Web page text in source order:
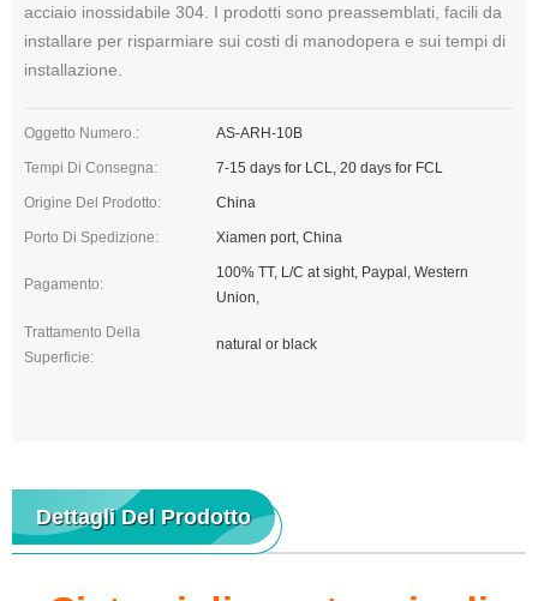
acciaio inossidabile 304. I prodotti sono preassemblati, facili da
installare per risparmiare sui costi di manodopera e sui tempi di
installazione.
Oggetto Numero.: AS-ARH-10B
Tempi Di Consegna: 7-15 days for LCL, 20 days for FCL
Origine Del Prodotto: China
Porto Di Spedizione: Xiamen port, China
Pagamento:
100% TT, L/C at sight, Paypal, Western
Union,
Trattamento Della
Superficie:
natural or black
Dettagli Del Prodotto